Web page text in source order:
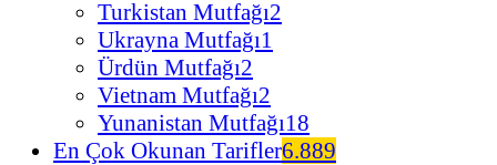
Turkistan Mutfağı2
Ukrayna Mutfağı1
Ürdün Mutfağı2
Vietnam Mutfağı2
Yunanistan Mutfağı18
En Çok Okunan Tarifler6.889